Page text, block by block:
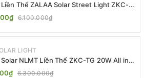
Thể ZALAA Solar Street Light ZKC-
30W All In One
6.100.000₫
LIGHT
NLMT Liền Thể ZKC-TG 20W All in
Street Light
6.300.000₫